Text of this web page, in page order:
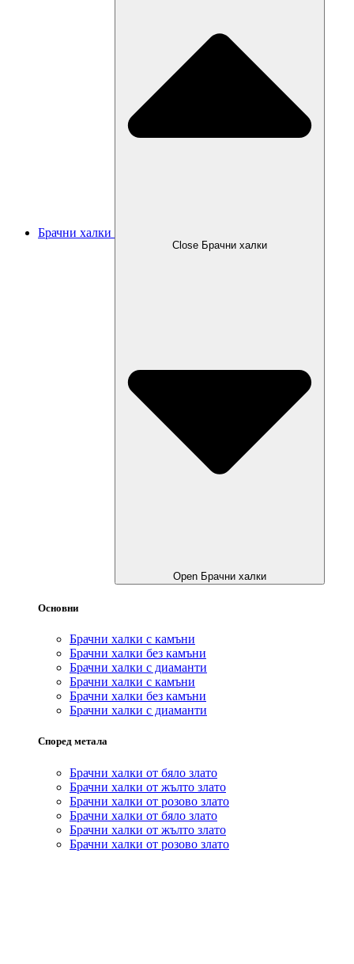
Брачни халки
Close Брачни халки
Open Брачни халки
Основни
Брачни халки с камъни
Брачни халки без камъни
Брачни халки с диаманти
Брачни халки с камъни
Брачни халки без камъни
Брачни халки с диаманти
Според метала
Брачни халки от бяло злато
Брачни халки от жълто злато
Брачни халки от розово злато
Брачни халки от бяло злато
Брачни халки от жълто злато
Брачни халки от розово злато